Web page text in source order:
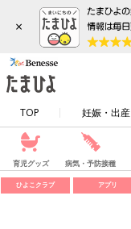
×
TOP 妊娠・出産
育児グッズ 病気・予防接種
ひよこクラブ アプリ